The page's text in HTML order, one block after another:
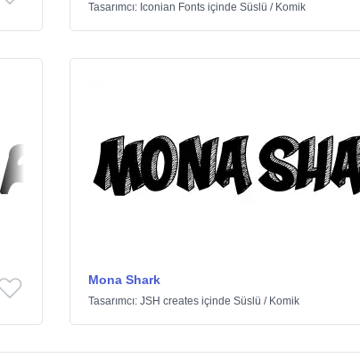
Tasarımcı: Iconian Fontsiçinde Süslü / Komik
Mona Shark
Tasarımcı: JSH createsiçinde Süslü / Komik